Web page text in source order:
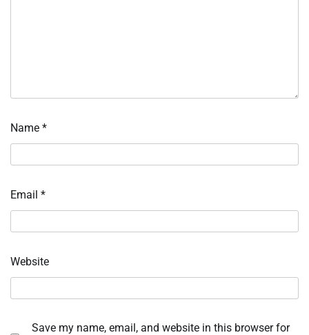
Name *
Email *
Website
Save my name, email, and website in this browser for